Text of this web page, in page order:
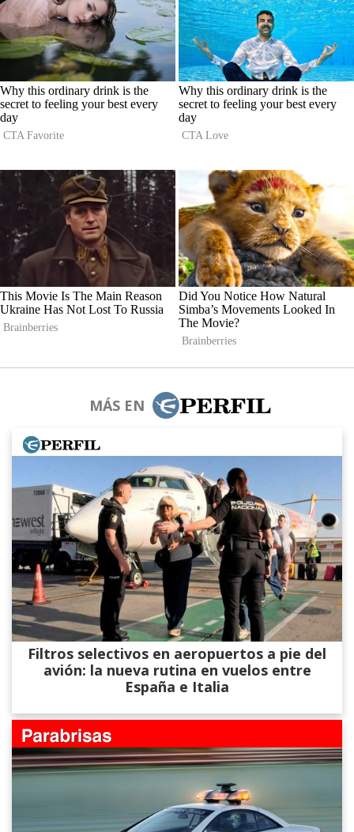
MÁS EN
Filtros selectivos en aeropuertos a pie del
avión: la nueva rutina en vuelos entre
España e Italia